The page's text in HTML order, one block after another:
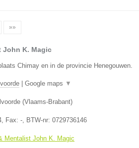
»»
John K. Magic
Chimay en in de provincie Henegouwen.
Google maps ▼
(Vlaams-Brabant)
, Fax: -, BTW-nr: 0729736146
Mentalist John K. Magic